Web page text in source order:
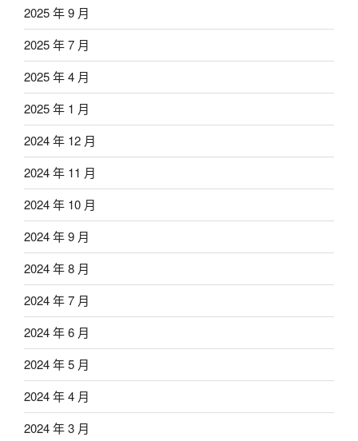
2025 年 9 月
2025 年 7 月
2025 年 4 月
2025 年 1 月
2024 年 12 月
2024 年 11 月
2024 年 10 月
2024 年 9 月
2024 年 8 月
2024 年 7 月
2024 年 6 月
2024 年 5 月
2024 年 4 月
2024 年 3 月